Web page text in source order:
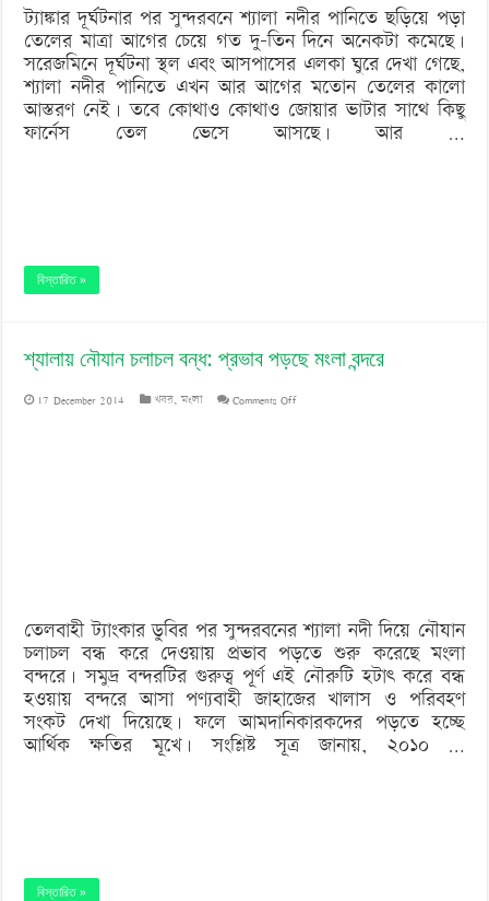
সুন্দরবনের
পানিতে
তেলের
মাত্র
ট্যাঙ্কার দূর্ঘটনার পর সুন্দরবনে শ্যালা নদীর পানিতে ছড়িয়ে পড়া
তেলের মাত্রা আগের চেয়ে গত দু-তিন দিনে অনেকটা কমেছে।
সরেজমিনে দূর্ঘটনা স্থল এবং আসপাসের এলকা ঘুরে দেখা গেছে,
শ্যালা নদীর পানিতে এখন আর আগের মতোন তেলের কালো
আস্তরণ নেই। তবে কোথাও কোথাও জোয়ার ভাটার সাথে কিছু
ফার্নেস তেল ভেসে আসছে। আর …
বিস্তারিত »
শ্যালায় নৌযান চলাচল বন্ধ: প্রভাব পড়ছে মংলা বন্দরে
17 December 2014 খবর,মংলা Comments Offon
মংলা
বন্দরে
তেলবাহী ট্যাংকার ডুবির পর সুন্দরবনের শ্যালা নদী দিয়ে নৌযান
চলাচল বন্ধ করে দেওয়ায় প্রভাব পড়তে শুরু করেছে মংলা
বন্দরে। সমুদ্র বন্দরটির গুরুত্ব পূর্ণ এই নৌরুটি হটাৎ করে বন্ধ
হওয়ায় বন্দরে আসা পণ্যবাহী জাহাজের খালাস ও পরিবহণ
সংকট দেখা দিয়েছে। ফলে আমদানিকারকদের পড়তে হচ্ছে
আর্থিক ক্ষতির মূখে। সংশ্লিষ্ট সূত্র জানায়, ২০১০ …
বিস্তারিত »